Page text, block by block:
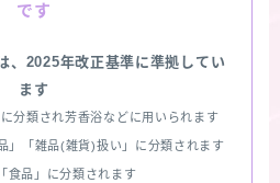
です
、2025年改正基準に準拠してい
ます
分類され芳香浴などに用いられます
」「雑品(雑貨)扱い」に分類されます
食品」に分類されます